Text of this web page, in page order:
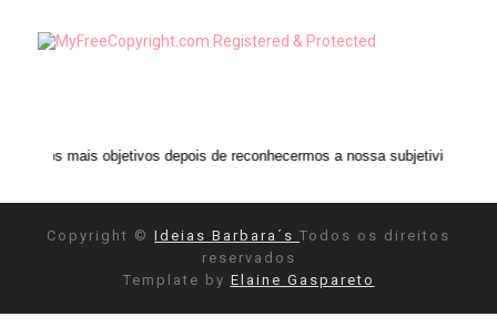
objetivos depois de reconhecermos a nossa subjetividade." ANAIS NIN
Copyright © Ideias Barbara´s Todos os direitos
reservados
Template by Elaine Gaspareto